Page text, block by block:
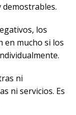
demostrables.
los
en mucho si los
ni
ni servicios. Es